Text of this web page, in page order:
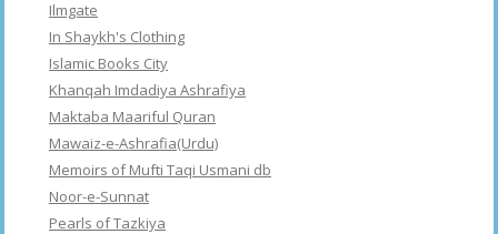
Ilmgate
In Shaykh's Clothing
Islamic Books City
Khanqah Imdadiya Ashrafiya
Maktaba Maariful Quran
Mawaiz-e-Ashrafia(Urdu)
Memoirs of Mufti Taqi Usmani db
Noor-e-Sunnat
Pearls of Tazkiya